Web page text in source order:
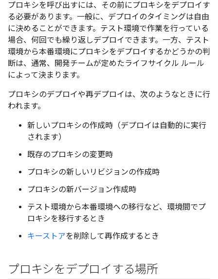
プロキシを呼び出すには、その前にプロキシをデプロイす
る必要があります。一般に、デプロイのタイミングは自由
に決めることができます。テスト環境で作業を行っている
場合、何回でも繰り返しデプロイできます。一方、テスト
環境から本番環境にプロキシをデプロイするかどうかの判
断は、通常、開発チームが定めたライフサイクル ルール
によって決まります。
プロキシのデプロイや再デプロイは、次のようなときに行
われます。
新しいプロキシの作成時（デプロイは自動的に実行
されます）
既存のプロキシの変更時
プロキシの新しいリビジョンの作成時
プロキシの新バージョン作成時
テスト環境から本番環境への移行など、環境間でプ
ロキシを移行するとき
キーストアを削除して再作成するとき
プロキシをデプロイする場所